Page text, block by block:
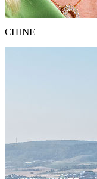
CHINE